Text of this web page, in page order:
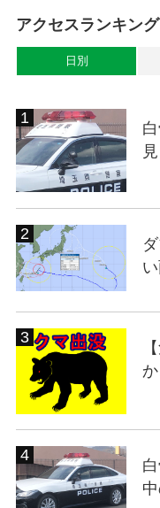
アクセスランキング
日別